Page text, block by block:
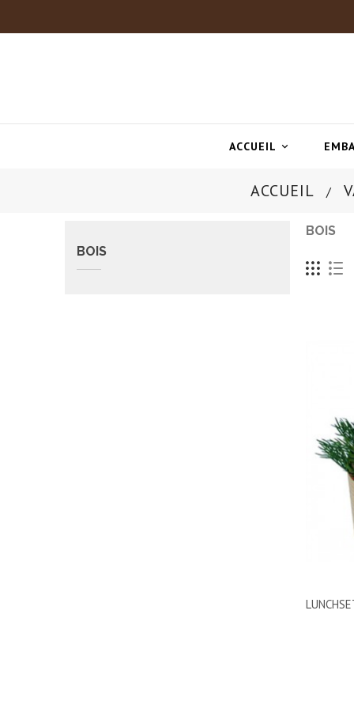

ACCUEIL
ACCUEIL
BOIS
BOIS